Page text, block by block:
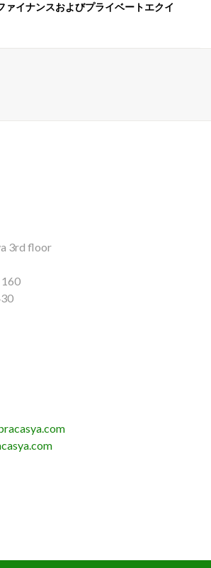
ァイナンスおよびプライベートエクイ
3rd floor
160